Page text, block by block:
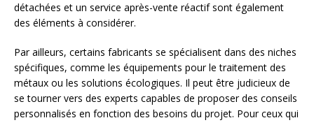
détachées et un service après-vente réactif sont également
des éléments à considérer.
Par ailleurs, certains fabricants se spécialisent dans des niches
spécifiques, comme les équipements pour le traitement des
métaux ou les solutions écologiques. Il peut être judicieux de
se tourner vers des experts capables de proposer des conseils
personnalisés en fonction des besoins du projet. Pour ceux qui